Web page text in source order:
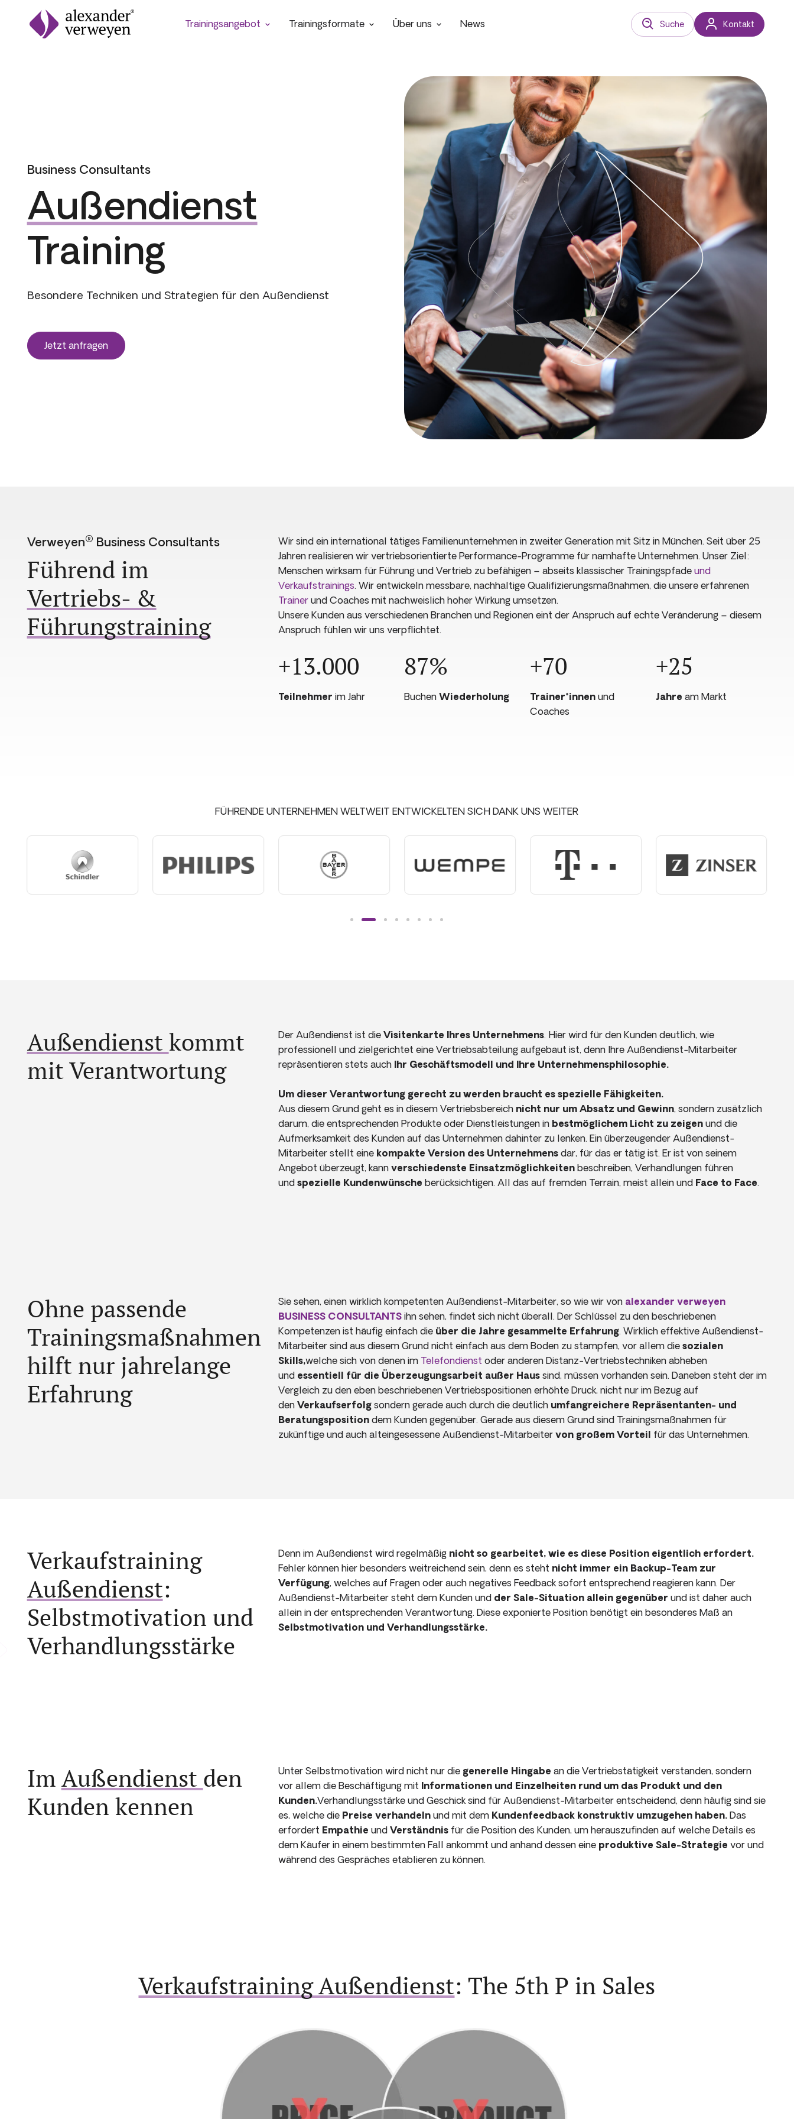
Zum Inhalt springen
Trainingsangebot Trainingsformate Über uns News Suche Kontakt
Business Consultants
Außendienst
Training
Besondere Techniken und Strategien für den Außendienst
Jetzt anfragen
Verweyen® Business Consultants
Führend im
Vertriebs- &
Führungstraining
Wir sind ein international tätiges Familienunternehmen in zweiter Generation mit Sitz in München. Seit über 25
Jahren realisieren wir vertriebsorientierte Performance-Programme für namhafte Unternehmen. Unser Ziel:
Menschen wirksam für Führung und Vertrieb zu befähigen – abseits klassischer Trainingspfadeund
Verkaufstrainings. Wir entwickeln messbare, nachhaltige Qualifizierungsmaßnahmen, die unsere erfahrenen
Trainer und Coaches mit nachweislich hoher Wirkung umsetzen.
Unsere Kunden aus verschiedenen Branchen und Regionen eint der Anspruch auf echte Veränderung – diesem
Anspruch fühlen wir uns verpflichtet.
+13.000
Teilnehmer im Jahr
87%
Buchen Wiederholung
+70
Trainer*innenund
Coaches
+25
Jahre am Markt
FÜHRENDE UNTERNEHMEN WELTWEIT ENTWICKELTEN SICH DANK UNS WEITER
Außendienst kommt
mit Verantwortung
Der Außendienst ist dieVisitenkarte Ihres Unternehmens. Hier wird für den Kunden deutlich, wie
professionell und zielgerichtet eine Vertriebsabteilung aufgebaut ist, denn Ihre Außendienst-Mitarbeiter
repräsentieren stets auch
Ihr Geschäftsmodell und Ihre Unternehmensphilosophie.
Um dieser Verantwortung gerecht zu werden braucht es spezielle Fähigkeiten.
Aus diesem Grund geht es in diesem Vertriebsbereich nicht nur um Absatz und Gewinn, sondern zusätzlich
darum, die entsprechenden Produkte oder Dienstleistungen in bestmöglichem Licht zu zeigen und die
Aufmerksamkeit des Kunden auf das Unternehmen dahinter zu lenken. Ein überzeugender Außendienst-
Mitarbeiter stellt eine kompakte Version des Unternehmens dar, für das er tätig ist. Er ist von seinem
Angebot überzeugt, kannverschiedenste Einsatzmöglichkeiten beschreiben, Verhandlungen führen
undspezielle Kundenwünsche berücksichtigen. All das auf fremden Terrain, meist allein und Face to Face.
Ohne passende
Trainings­maßnahmen
hilft nur jahrelange
Erfahrung
Sie sehen, einen wirklich kompetenten Außendienst-Mitarbeiter, so wie wir von alexander verweyen
BUSINESS CONSULTANTS ihn sehen, findet sich nicht überall. Der Schlüssel zu den beschriebenen
Kompetenzen ist häufig einfach die über die Jahre gesammelte Erfahrung. Wirklich effektive Außendienst-
Mitarbeiter sind aus diesem Grund nicht einfach aus dem Boden zu stampfen, vor allem diesozialen
Skills,welche sich von denen im Telefondienst oder anderen Distanz-Vertriebstechniken abheben
und essentiell für die Überzeugungsarbeit außer Haus sind, müssen vorhanden sein. Daneben steht der im
Vergleich zu den eben beschriebenen Vertriebspositionen erhöhte Druck, nicht nur im Bezug auf
denVerkaufserfolg sondern gerade auch durch die deutlich umfangreichere Repräsentanten- und
Beratungsposition dem Kunden gegenüber. Gerade aus diesem Grund sind Trainingsmaßnahmen für
zukünftige und auch alteingesessene Außendienst-Mitarbeitervon großem Vorteil für das Unternehmen.
Verkaufstraining
Außendienst:
Selbstmotivation und
Verhandlungs­stärke
Denn im Außendienst wird regelmäßig nicht so gearbeitet, wie es diese Position eigentlich erfordert.
Fehler können hier besonders weitreichend sein, denn es steht nicht immer ein Backup-Team zur
Verfügung, welches auf Fragen oder auch negatives Feedback sofort entsprechend reagieren kann. Der
Außendienst-Mitarbeiter steht dem Kunden und der Sale-Situation allein gegenüber und ist daher auch
allein in der entsprechenden Verantwortung. Diese exponierte Position benötigt ein besonderes Maß an
Selbstmotivation und Verhandlungsstärke.
ImAußendienst den
Kunden kennen
Unter Selbstmotivation wird nicht nur die generelle Hingabe an die Vertriebstätigkeit verstanden, sondern
vor allem die Beschäftigung mit Informationen und Einzelheiten rund um das Produkt und den
Kunden.Verhandlungsstärke und Geschick sind für Außendienst-Mitarbeiter entscheidend, denn häufig sind sie
es, welche die Preise verhandeln und mit dem Kundenfeedback konstruktiv umzugehen haben. Das
erfordert Empathie undVerständnis für die Position des Kunden, um herauszufinden auf welche Details es
dem Käufer in einem bestimmten Fall ankommt und anhand dessen eine produktive Sale-Strategie vor und
während des Gespräches etablieren zu können.
Verkaufstraining Außendienst: The 5th P in Sales